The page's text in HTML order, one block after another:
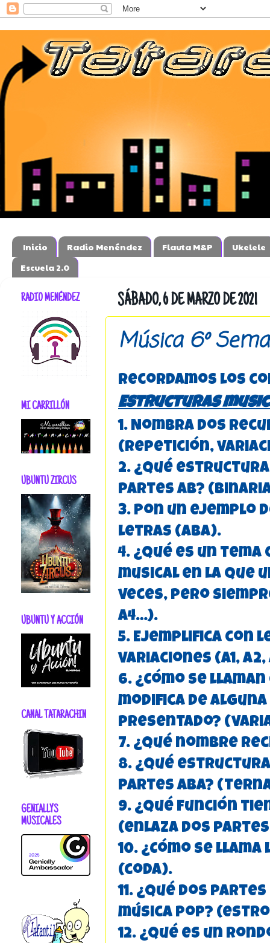
Inicio Radio Menéndez Flauta M&P
Ukelele
Escuela 2.0
SÁBADO, 6 DE MARZO DE 2021
Música 6º
Recordamos los
Estructuras
1. Nombra dos
(repetición,
2. ¿Qué
partes AB?
3. Pon un
letras (ABA).
4. ¿Qué es un
musical en la que
veces, pero
A4…).
5. Ejemplifica con
variaciones (A1, A2,
6. ¿Cómo se
modifica de
presentado?
7. ¿Qué nombre
8. ¿Qué
partes ABA?
9. ¿Qué función
(enlaza dos partes
10. ¿Cómo se
(coda).
11. ¿Qué dos
música pop?
12. ¿Qué es un
RADIO MENÉNDEZ
MI CARRILLÓN
UBUNTU ZIRCUS
UBUNTU Y ACCIÓN
CANAL TATARACHIN
GENIALLYS
MUSICALES